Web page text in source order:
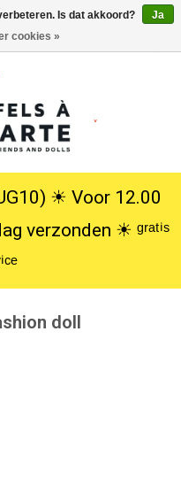
☀︎ Voor 12.00
verzonden ☀︎ ᵍʳᵃᵗⁱˢ
doll
Is dat akkoord?
Ja
cookies »